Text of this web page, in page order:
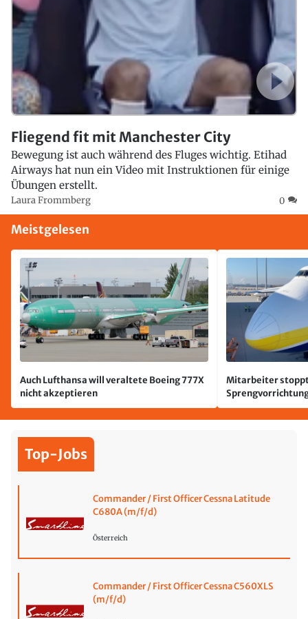
Fliegend fit mit Manchester City
Bewegung ist auch während des Fluges wichtig. Etihad
Airways hat nun ein Video mit Instruktionen für einige
Übungen erstellt.
Laura Frommberg 0
Meistgelesen
Auch Lufthansa will veraltete Boeing 777X
nicht akzeptieren
Mitarbeiter
Leipzig/Halle
Top-Jobs
Commander / First Officer Cessna Latitude
C680A (m/f/d)
Österreich
Commander / First Officer Cessna C560XLS
(m/f/d)